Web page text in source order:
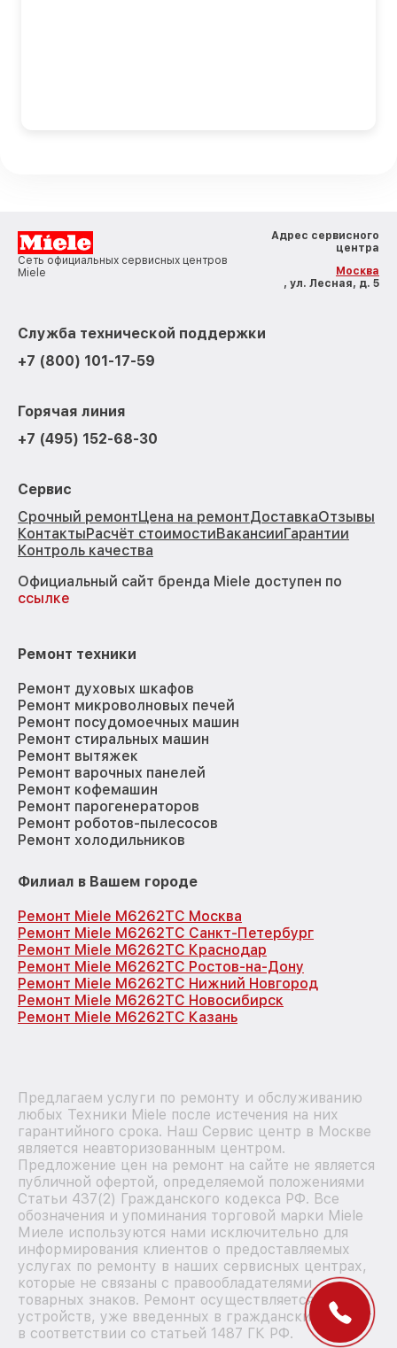
Сеть официальных сервисных центров
Miele
Адрес сервисного
центра
Москва
, ул. Лесная, д. 5
Служба технической поддержки
+7 (800) 101-17-59
Горячая линия
+7 (495) 152-68-30
Сервис
Срочный ремонтЦена на ремонтДоставкаОтзывы
КонтактыРасчёт стоимостиВакансииГарантии
Контроль качества
Официальный сайт бренда Miele доступен по
ссылке
Ремонт техники
Ремонт духовых шкафов
Ремонт микроволновых печей
Ремонт посудомоечных машин
Ремонт стиральных машин
Ремонт вытяжек
Ремонт варочных панелей
Ремонт кофемашин
Ремонт парогенераторов
Ремонт роботов-пылесосов
Ремонт холодильников
Филиал в Вашем городе
Ремонт Miele M6262TC Москва
Ремонт Miele M6262TC Санкт-Петербург
Ремонт Miele M6262TC Краснодар
Ремонт Miele M6262TC Ростов-на-Дону
Ремонт Miele M6262TC Нижний Новгород
Ремонт Miele M6262TC Новосибирск
Ремонт Miele M6262TC Казань
Предлагаем услуги по ремонту и обслуживанию
любых Техники Miele после истечения на них
гарантийного срока. Наш Сервис центр в Москве
является неавторизованным центром.
Предложение цен на ремонт на сайте не является
публичной офертой, определяемой положениями
Статьи 437(2) Гражданского кодекса РФ. Все
обозначения и упоминания торговой марки Miele
Миеле используются нами исключительно для
информирования клиентов о предоставляемых
услугах по ремонту в наших сервисных центрах,
которые не связаны с правообладателями
товарных знаков. Ремонт осуществляется для
устройств, уже введенных в гражданский оборот
в соответствии со статьей 1487 ГК РФ.